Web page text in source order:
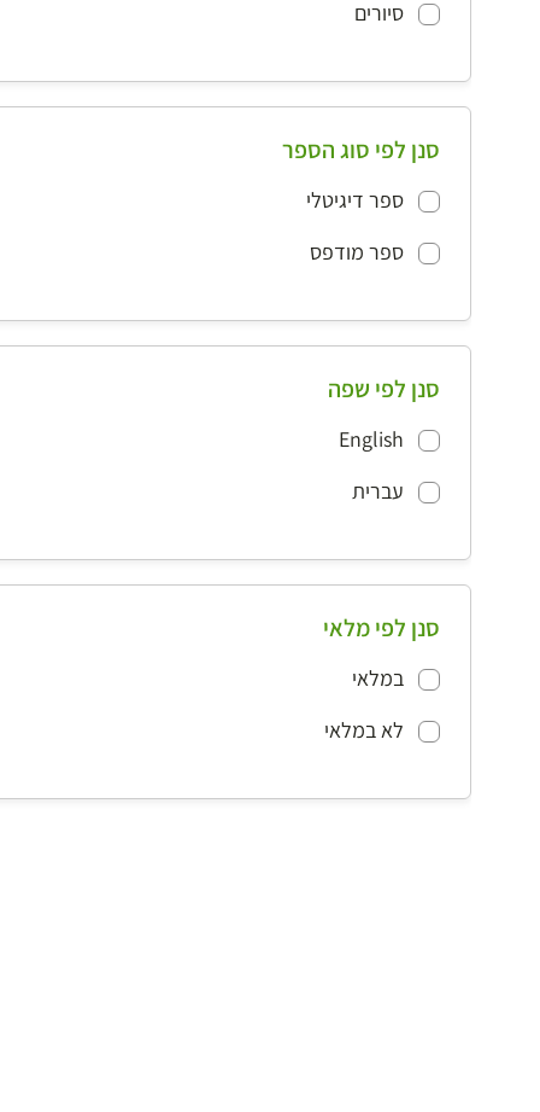
סיורים
סנן לפי סוג הספר
ספר דיגיטלי
ספר מודפס
סנן לפי שפה
English
עברית
סנן לפי מלאי
במלאי
לא במלאי